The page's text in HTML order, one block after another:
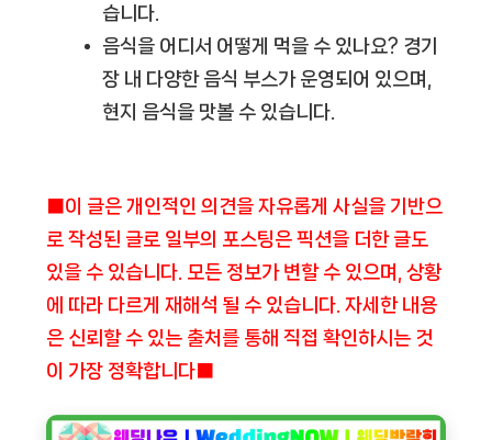
습니다.
음식을 어디서 어떻게 먹을 수 있나요? 경기
장 내 다양한 음식 부스가 운영되어 있으며,
현지 음식을 맛볼 수 있습니다.
■이 글은 개인적인 의견을 자유롭게 사실을 기반으
로 작성된 글로 일부의 포스팅은 픽션을 더한 글도
있을 수 있습니다. 모든 정보가 변할 수 있으며, 상황
에 따라 다르게 재해석 될 수 있습니다. 자세한 내용
은 신뢰할 수 있는 출처를 통해 직접 확인하시는 것
이 가장 정확합니다■